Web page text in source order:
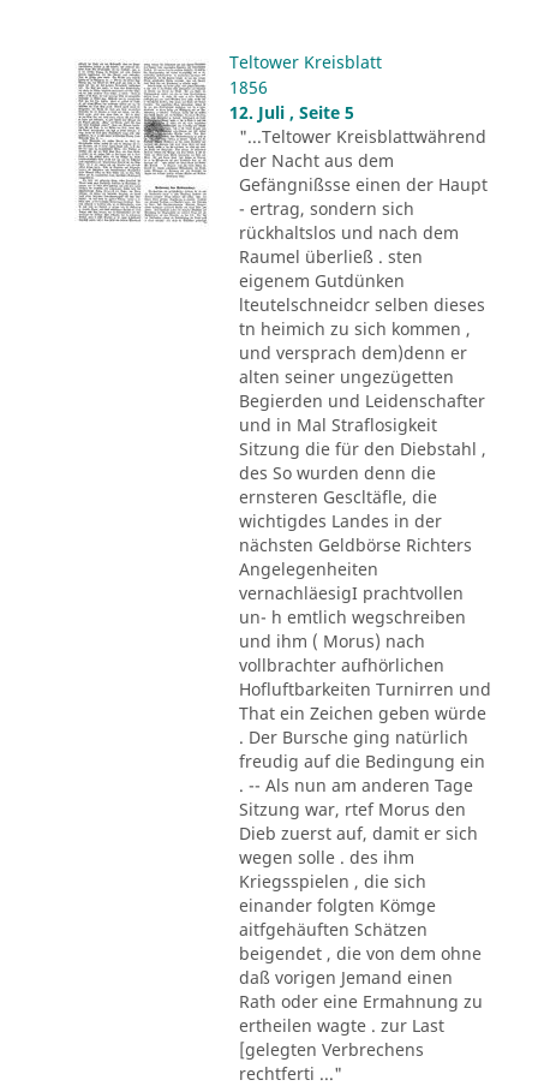
Teltower Kreisblatt
1856
12. Juli , Seite 5
"...Teltower Kreisblattwährend
der Nacht aus dem
Gefängnißsse einen der Haupt
- ertrag, sondern sich
rückhaltslos und nach dem
Raumel überließ . sten
eigenem Gutdünken
lteutelschneidcr selben dieses
tn heimich zu sich kommen ,
und versprach dem)denn er
alten seiner ungezügetten
Begierden und Leidenschafter
und in Mal Straflosigkeit
Sitzung die für den Diebstahl ,
des So wurden denn die
ernsteren Gescltäfle, die
wichtigdes Landes in der
nächsten Geldbörse Richters
Angelegenheiten
vernachläesigI prachtvollen
un- h emtlich wegschreiben
und ihm ( Morus) nach
vollbrachter aufhörlichen
Hofluftbarkeiten Turnirren und
That ein Zeichen geben würde
. Der Bursche ging natürlich
freudig auf die Bedingung ein
. -- Als nun am anderen Tage
Sitzung war, rtef Morus den
Dieb zuerst auf, damit er sich
wegen solle . des ihm
Kriegsspielen , die sich
einander folgten Kömge
aitfgehäuften Schätzen
beigendet , die von dem ohne
daß vorigen Jemand einen
Rath oder eine Ermahnung zu
ertheilen wagte . zur Last
[gelegten Verbrechens
rechtferti ..."